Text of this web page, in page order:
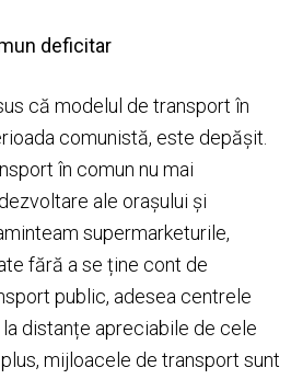
deficitar
că modelul de transport în
comunistă, este depășit.
în comun nu mai
ale orașului și
supermarketurile,
fără a se ține cont de
public, adesea centrele
distanțe apreciabile de cele
mijloacele de transport sunt